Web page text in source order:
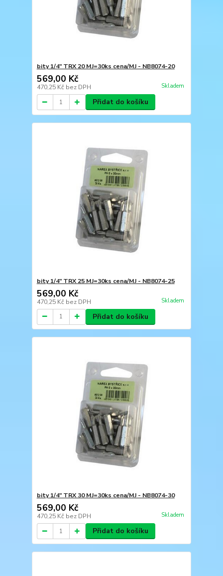
bity 1/4" TRX 20 MJ=30ks cena/MJ - NB8074-20
569,00 Kč
470,25 Kč bez DPH Skladem
Přidat do košíku
bity 1/4" TRX 25 MJ=30ks cena/MJ - NB8074-25
569,00 Kč
470,25 Kč bez DPH Skladem
Přidat do košíku
bity 1/4" TRX 30 MJ=30ks cena/MJ - NB8074-30
569,00 Kč
470,25 Kč bez DPH Skladem
Přidat do košíku